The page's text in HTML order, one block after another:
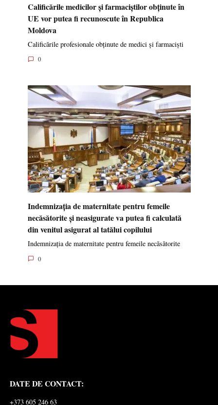
Calificările medicilor și farmaciștilor obținute în
UE vor putea fi recunoscute în Republica
Moldova
Calificările profesionale obținute de medici și farmaciști
0
Indemnizația de maternitate pentru femeile
necăsătorite și neasigurate va putea fi calculată
din venitul asigurat al tatălui copilului
Indemnizația de maternitate pentru femeile necăsătorite
0
DATE DE CONTACT:
+373 605 246 63